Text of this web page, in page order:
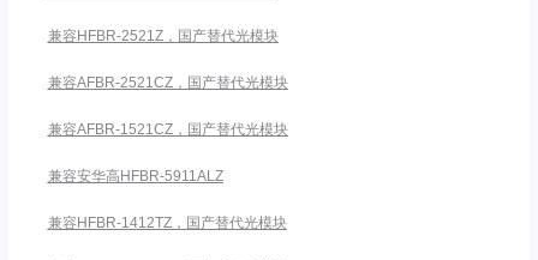
兼容HFBR-2521Z，国产替代光模块
兼容AFBR-2521CZ，国产替代光模块
兼容AFBR-1521CZ，国产替代光模块
兼容安华高HFBR-5911ALZ
兼容HFBR-1412TZ，国产替代光模块